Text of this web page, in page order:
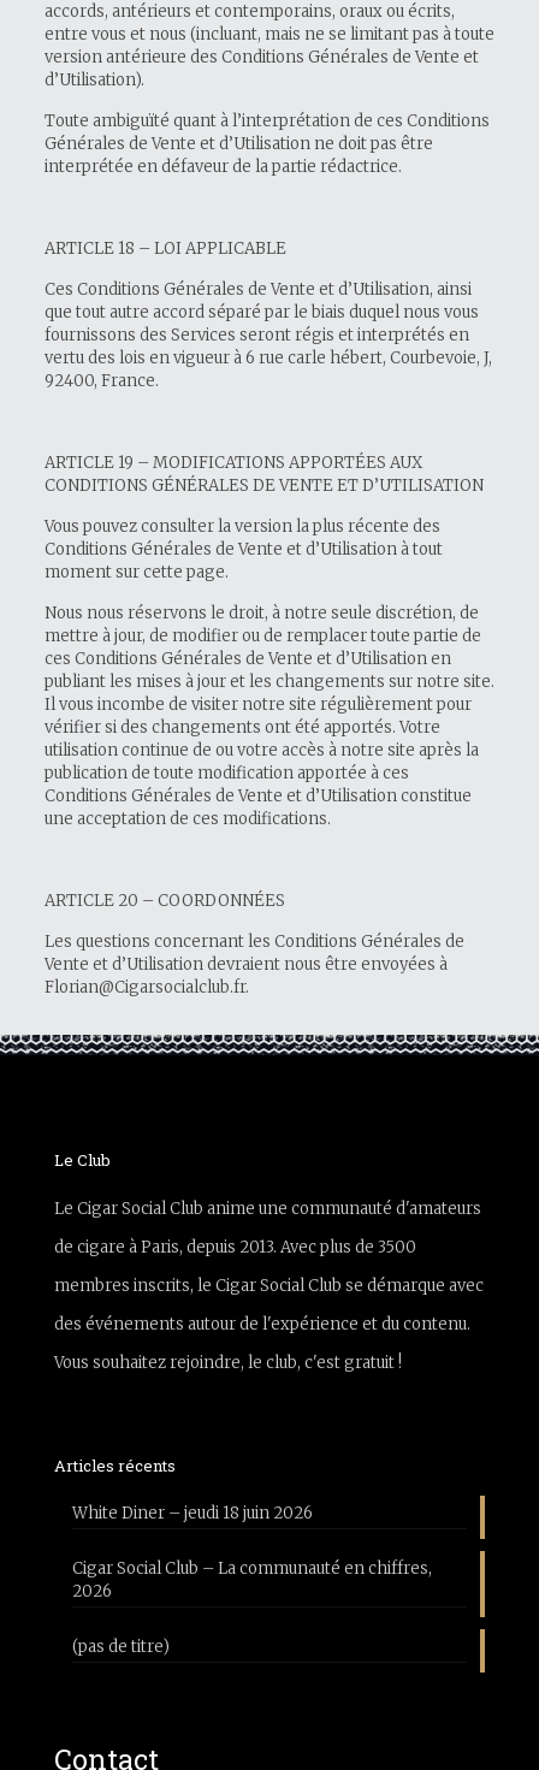
accords, antérieurs et contemporains, oraux ou écrits,
entre vous et nous (incluant, mais ne se limitant pas à toute
version antérieure des Conditions Générales de Vente et
d’Utilisation).
Toute ambiguïté quant à l’interprétation de ces Conditions
Générales de Vente et d’Utilisation ne doit pas être
interprétée en défaveur de la partie rédactrice.
ARTICLE 18 – LOI APPLICABLE
Ces Conditions Générales de Vente et d’Utilisation, ainsi
que tout autre accord séparé par le biais duquel nous vous
fournissons des Services seront régis et interprétés en
vertu des lois en vigueur à 6 rue carle hébert, Courbevoie, J,
92400, France.
ARTICLE 19 – MODIFICATIONS APPORTÉES AUX
CONDITIONS GÉNÉRALES DE VENTE ET D’UTILISATION
Vous pouvez consulter la version la plus récente des
Conditions Générales de Vente et d’Utilisation à tout
moment sur cette page.
Nous nous réservons le droit, à notre seule discrétion, de
mettre à jour, de modifier ou de remplacer toute partie de
ces Conditions Générales de Vente et d’Utilisation en
publiant les mises à jour et les changements sur notre site.
Il vous incombe de visiter notre site régulièrement pour
vérifier si des changements ont été apportés. Votre
utilisation continue de ou votre accès à notre site après la
publication de toute modification apportée à ces
Conditions Générales de Vente et d’Utilisation constitue
une acceptation de ces modifications.
ARTICLE 20 – COORDONNÉES
Les questions concernant les Conditions Générales de
Vente et d’Utilisation devraient nous être envoyées à
Florian@Cigarsocialclub.fr.
Le Club
Le Cigar Social Club anime une communauté d'amateurs
de cigare à Paris, depuis 2013. Avec plus de 3500
membres inscrits, le Cigar Social Club se démarque avec
des événements autour de l'expérience et du contenu.
Vous souhaitez rejoindre, le club, c'est gratuit !
Articles récents
White Diner – jeudi 18 juin 2026
Cigar Social Club – La communauté en chiffres,
2026
(pas de titre)
Contact